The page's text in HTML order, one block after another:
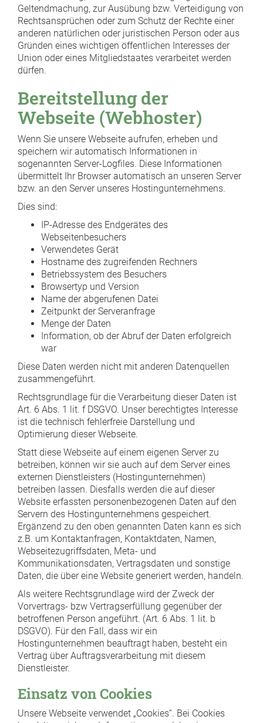
Geltendmachung, zur Ausübung bzw. Verteidigung von
Rechtsansprüchen oder zum Schutz der Rechte einer
anderen natürlichen oder juristischen Person oder aus
Gründen eines wichtigen öffentlichen Interesses der
Union oder eines Mitgliedstaates verarbeitet werden
dürfen.
Bereitstellung der
Webseite (Webhoster)
Wenn Sie unsere Webseite aufrufen, erheben und
speichern wir automatisch Informationen in
sogenannten Server-Logfiles. Diese Informationen
übermittelt Ihr Browser automatisch an unseren Server
bzw. an den Server unseres Hostingunternehmens.
Dies sind:
IP-Adresse des Endgerätes des
Webseitenbesuchers
Verwendetes Gerät
Hostname des zugreifenden Rechners
Betriebssystem des Besuchers
Browsertyp und Version
Name der abgerufenen Datei
Zeitpunkt der Serveranfrage
Menge der Daten
Information, ob der Abruf der Daten erfolgreich
war
Diese Daten werden nicht mit anderen Datenquellen
zusammengeführt.
Rechtsgrundlage für die Verarbeitung dieser Daten ist
Art. 6 Abs. 1 lit. f DSGVO. Unser berechtigtes Interesse
ist die technisch fehlerfreie Darstellung und
Optimierung dieser Webseite.
Statt diese Webseite auf einem eigenen Server zu
betreiben, können wir sie auch auf dem Server eines
externen Dienstleisters (Hostingunternehmen)
betreiben lassen. Diesfalls werden die auf dieser
Website erfassten personenbezogenen Daten auf den
Servern des Hostingunternehmens gespeichert.
Ergänzend zu den oben genannten Daten kann es sich
z.B. um Kontaktanfragen, Kontaktdaten, Namen,
Webseitezugriffsdaten, Meta- und
Kommunikationsdaten, Vertragsdaten und sonstige
Daten, die über eine Website generiert werden, handeln.
Als weitere Rechtsgrundlage wird der Zweck der
Vorvertrags- bzw Vertragserfüllung gegenüber der
betroffenen Person angeführt. (Art. 6 Abs. 1 lit. b
DSGVO). Für den Fall, dass wir ein
Hostingunternehmen beauftragt haben, besteht ein
Vertrag über Auftragsverarbeitung mit diesem
Dienstleister.
Einsatz von Cookies
Unsere Webseite verwendet „Cookies“. Bei Cookies